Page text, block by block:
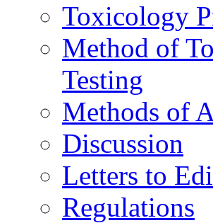
Toxicology
Method of
Testing
Methods of
Discussion
Letters to
Regulations